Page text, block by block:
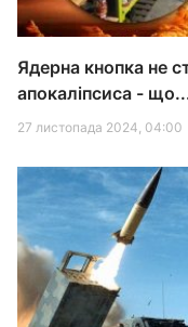
Ядерна кнопка не
апокаліпсиса -
27 листопада 2024, 04:00